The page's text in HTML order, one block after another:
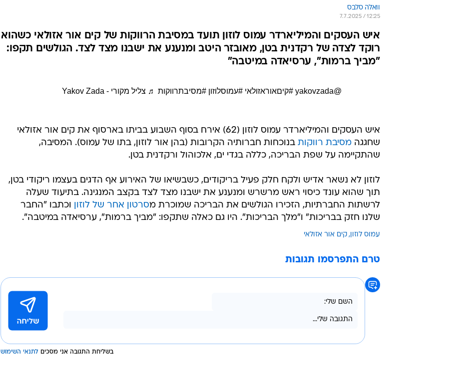
וואלה סלבס
7.7.2025 / 12:25
איש העסקים והמיליארדר עמוס לוזון תועד במסיבת הרווקות של קים אור אזולאי כשהוא
רוקד לצדה של רקדנית בטן, מאובזר היטב ומנענע את ישבנו מצד לצד. הגולשים תקפו:
"מביך ברמות", ערסיאדה במיטבה"
@yakovzada #קיםאוראזולאי #עמוסלוזון #מסיבתרווקות ♬ צליל מקורי - Yakov Zada
איש העסקים והמיליארדר עמוס לוזון (62) אירח בסוף השבוע בביתו בארסוף את קים אור אזולאי
שחגגה מסיבת רווקות בנוכחות חברותיה הקרובות (בהן אור לוזון, בתו של עמוס). המסיבה,
שהתקיימה על שפת הבריכה, כללה בגדי ים, אלכוהול ורקדנית בטן.
לוזון לא נשאר אדיש ולקח חלק פעיל בריקודים, כשבשיאו של האירוע אף הדגים בעצמו ריקודי בטן,
תוך שהוא עונד כיסוי ראש מרשרש ומנענע את ישבנו מצד לצד בקצב המנגינה. בתיעוד שעלה
לרשתות החברתיות, הזכירו הגולשים את הבריכה שמוכרת מסרטון אחר של לוזון וכתבו "החבר
שלנו חזק בבריכות" ו"מלך הבריכות". היו גם כאלה שתקפו: "מביך ברמות", ערסיאדה במיטבה".
עמוס לוזון קים אור אזולאי
טרם התפרסמו תגובות
בשליחת התגובה אני מסכים לתנאי השימוש